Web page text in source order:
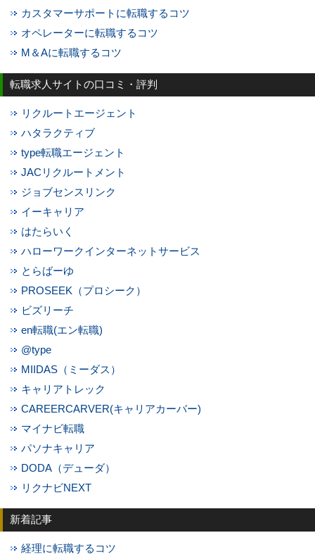
カスタマーサポートに転職するコツ
オペレーターに転職するコツ
M＆Aに転職するコツ
転職求人サイトの口コミ・評判
リクルートエージェント
ハタラクティブ
type転職エージェント
JACリクルートメント
ジョブセンスリンク
イーキャリア
はたらいく
ハローワークインターネットサービス
とらばーゆ
PROSEEK（プロシーク）
ビズリーチ
en転職(エン転職)
@type
MIIDAS（ミーダス）
キャリアトレック
CAREERCARVER(キャリアカーバー)
マイナビ転職
パソナキャリア
DODA（デューダ）
リクナビNEXT
新着記事
経理に転職するコツ